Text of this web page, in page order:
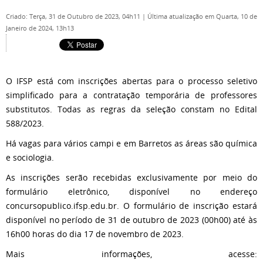
Criado: Terça, 31 de Outubro de 2023, 04h11 | Última atualização em Quarta, 10 de
Janeiro de 2024, 13h13
O IFSP está com inscrições abertas para o processo seletivo
simplificado para a contratação temporária de professores
substitutos. Todas as regras da seleção constam no Edital
588/2023.
Há vagas para vários campi e em Barretos as áreas são química
e sociologia.
As inscrições serão recebidas exclusivamente por meio do
formulário eletrônico, disponível no endereço
concursopublico.ifsp.edu.br. O formulário de inscrição estará
disponível no período de 31 de outubro de 2023 (00h00) até às
16h00 horas do dia 17 de novembro de 2023.
Mais informações, acesse: